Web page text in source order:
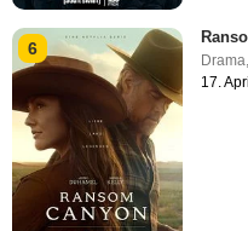
6
Drama,
17.